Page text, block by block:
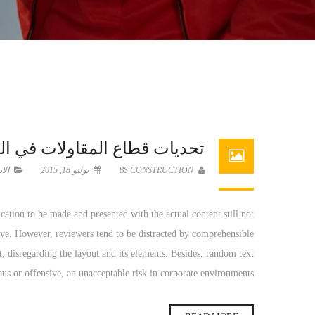
تحديات قطاع المقاولات في
يوليو 18, 2015
to be made and presented with the actual content still not
However, reviewers tend to be distracted by comprehensible
the layout and its elements. Besides, random text
or offensive, an unacceptable risk in corporate environments.